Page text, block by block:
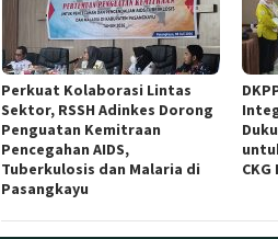
Perkuat Kolaborasi Lintas
Sektor, RSSH Adinkes Dorong
Penguatan Kemitraan
Pencegahan AIDS,
Tuberkulosis dan Malaria di
Pasangkayu